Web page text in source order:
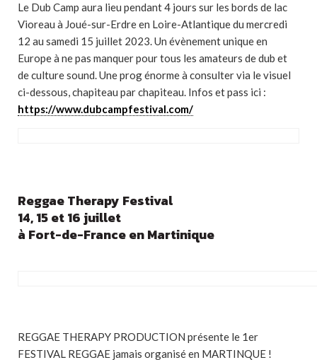
Le Dub Camp aura lieu pendant 4 jours sur les bords de lac
Vioreau à Joué-sur-Erdre en Loire-Atlantique du mercredi
12 au samedi 15 juillet 2023. Un évènement unique en
Europe à ne pas manquer pour tous les amateurs de dub et
de culture sound. Une prog énorme à consulter via le visuel
ci-dessous, chapiteau par chapiteau. Infos et pass ici :
https://www.dubcampfestival.com/
Reggae Therapy Festival
14, 15 et 16 juillet
à Fort-de-France en Martinique
REGGAE THERAPY PRODUCTION présente le 1er
FESTIVAL REGGAE jamais organisé en MARTINQUE !